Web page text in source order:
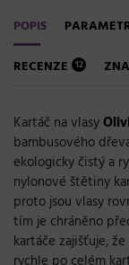
POPIS
RECENZE 12
Kartáč na vlasy
bambusového
ekologicky čistý a
nylonové štětiny
proto jsou vlasy
tím je chráněno
kartáče zajišťuje, že